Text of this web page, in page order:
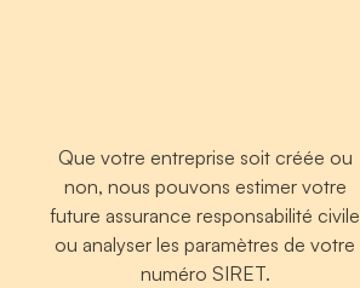
Que votre entreprise soit créée ou
non, nous pouvons estimer votre
future assurance responsabilité civile
ou analyser les paramètres de votre
numéro SIRET.